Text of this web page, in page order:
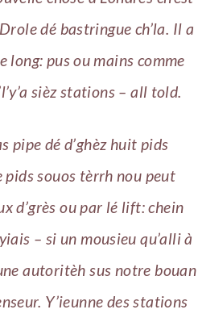
dé bastringue ch’la. Il a
long: pus ou mains comme
sièz stations – all told.
pipe dé d’ghèz huit pids
pids souos tèrrh nou peut
d’grès ou par lé lift: chein
– si un mousieu qu’alli à
autoritèh sus notre bouan
Y’ieunne des stations